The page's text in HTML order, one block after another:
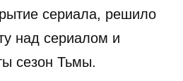
сериала, решило
над сериалом и
сезон Тьмы.